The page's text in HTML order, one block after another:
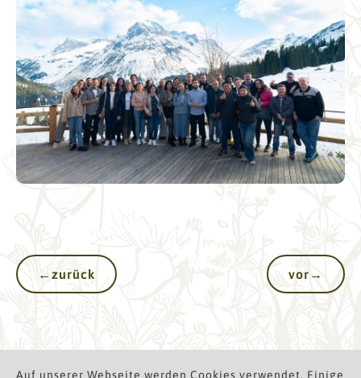
← zurück vor →
Auf unserer Webseite werden Cookies verwendet. Einige